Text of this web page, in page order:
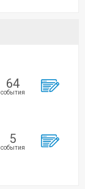
64
события
5
события